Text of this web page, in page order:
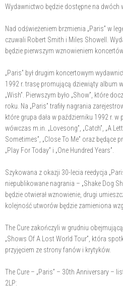
Wydawnictwo będzie dostępne na dwóch
Nad odświeżeniem brzmienia „Paris” w
czuwali Robert Smith i Miles Showell.
będzie pierwszym wznowieniem
„Paris” był drugim koncertowym
1992 r. trasę promującą dziewiąty album
„Wish”. Pierwszym było „Show”, które
roku. Na „Paris” trafiły nagrania
które grupa dała w październiku 1992 r. w
wówczas m.in. „Lovesong”, „Catch”, „A
Sometimes”, „Close To Me” oraz będące
„Play For Today” i „One Hundred Years”.
Szykowana z okazji 30-lecia reedycja
niepublikowane nagrania – „Shake Dog
będzie otwierał wznowienie, drugi
kolejność utworów będzie zamieniona
The Cure zakończyli w grudniu
„Shows Of A Lost World Tour”, która
przyjęciem ze strony fanów i krytyków.
The Cure – „Paris” – 30th Anniversary –
2LP: